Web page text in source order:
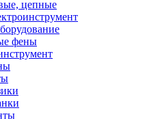
цепные
фены